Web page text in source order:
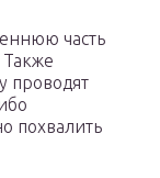
часть
проводят
похвалить